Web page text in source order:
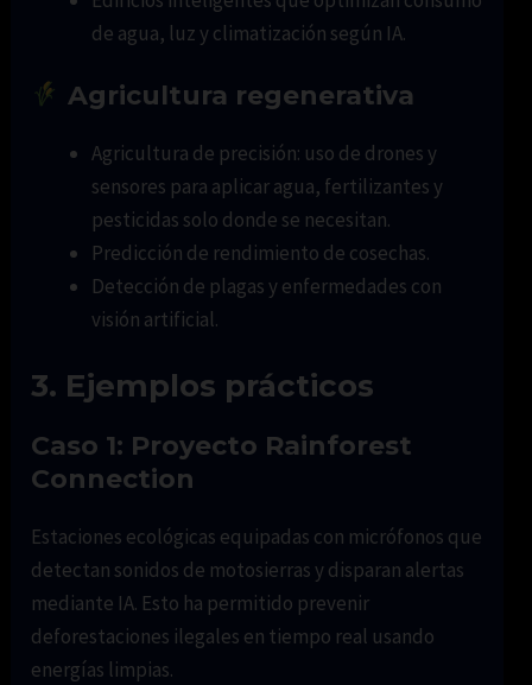
de agua, luz y climatización según IA.
Agricultura regenerativa
Agricultura de precisión: uso de drones y
sensores para aplicar agua, fertilizantes y
pesticidas solo donde se necesitan.
Predicción de rendimiento de cosechas.
Detección de plagas y enfermedades con
visión artificial.
3. Ejemplos prácticos
Caso 1: Proyecto Rainforest
Connection
Estaciones ecológicas equipadas con micrófonos que
detectan sonidos de motosierras y disparan alertas
mediante IA. Esto ha permitido prevenir
deforestaciones ilegales en tiempo real usando
energías limpias.